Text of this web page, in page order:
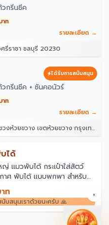
กรีนชีค
ท
รายละเอียด →
รีราชา ชลบุรี 20230
ได้รับการสนับสนุน
กรีนชีค + ซันคอนัวร์
ท
รายละเอียด →
วาง เขตห้วยขวาง กรุงเทพมหานคร 10310
ได้
หญ่ แมวพับได้ กระเป๋าใส่สัตว์
กาศ พับได้ แบบพกพา สําหรับ
แมว สำหรับเดินทางสัตว์
ท
บสนุนเราด้วยนะครับ 🙏
×